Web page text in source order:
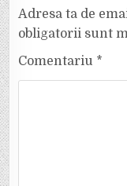
Adresa ta de
obligatorii sunt
Comentariu *